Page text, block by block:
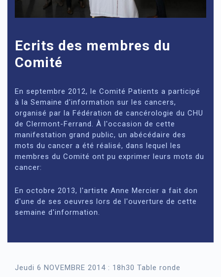
Ecrits des membres du
Comité
En septembre 2012, le Comité Patients a participé
à la Semaine d'information sur les cancers,
organisé par la Fédération de cancérologie du CHU
de Clermont-Ferrand. À l'occasion de cette
manifestation grand public, un abécédaire des
mots du cancer a été réalisé, dans lequel les
membres du Comité ont pu exprimer leurs mots du
cancer:
En octobre 2013, l'artiste Anne Mercier a fait don
d'une de ses oeuvres lors de l'ouverture de cette
semaine d'information.
Jeudi 6 NOVEMBRE 2014 : 18h30 Table ronde